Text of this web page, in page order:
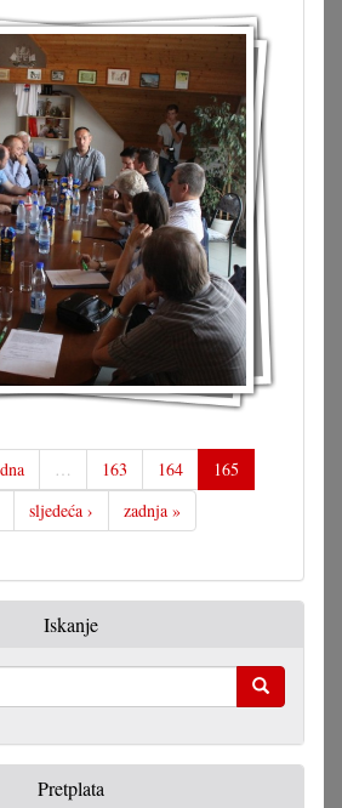
… 163 164
165
sljedeća › zadnja »
Iskanje
Pretplata